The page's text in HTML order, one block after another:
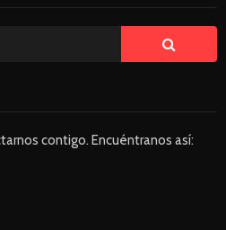
contigo. Encuéntranos así: